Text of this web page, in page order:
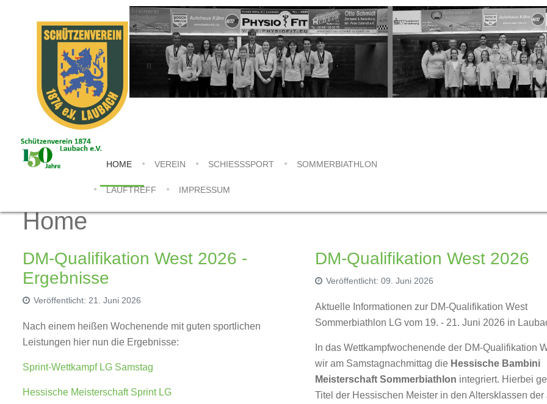
HOME VEREIN SCHIESSSPORT SOMMERBIATHLON
LAUFTREFF IMPRESSUM
Home
DM-Qualifikation West 2026 -
Ergebnisse
Veröffentlicht: 21. Juni 2026
Nach einem heißen Wochenende mit guten sportlichen
Leistungen hier nun die Ergebnisse:
Sprint-Wettkampf LG Samstag
Hessische Meisterschaft Sprint LG
DM-Qualifikation West 2026
Veröffentlicht: 09. Juni 2026
Aktuelle Informationen zur DM-Qualifikation West
Sommerbiathlon LG vom 19. - 21. Juni 2026 in
In das Wettkampfwochenende der DM-Qualifikation
wir am Samstagnachmittag die Hessische Bambini
Meisterschaft Sommerbiathlon integriert. Hierbei
Titel der Hessischen Meister in den Altersklassen der